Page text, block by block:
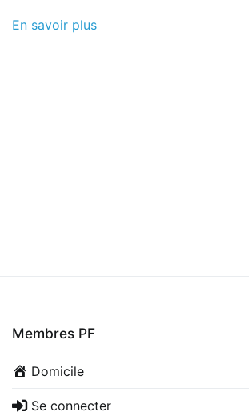
En savoir plus
Membres PF
Domicile
Se connecter